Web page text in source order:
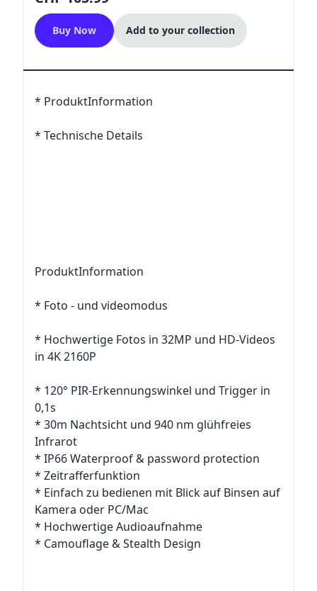
Buy Now Add to your collection
* ProduktInformation
* Technische Details
ProduktInformation
* Foto - und videomodus
* Hochwertige Fotos in 32MP und HD-Videos
in 4K 2160P
* 120° PIR-Erkennungswinkel und Trigger in
0,1s
* 30m Nachtsicht und 940 nm glühfreies
Infrarot
* IP66 Waterproof & password protection
* Zeitrafferfunktion
* Einfach zu bedienen mit Blick auf Binsen auf
Kamera oder PC/Mac
* Hochwertige Audioaufnahme
* Camouflage & Stealth Design